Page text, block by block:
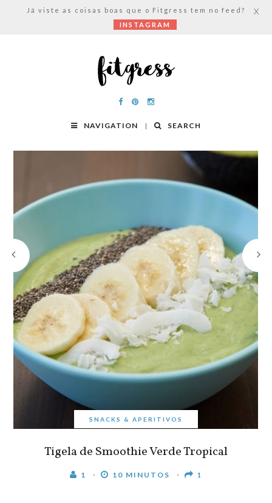
NAVIGATION SEARCH
SNACKS & APERITIVOS
Tigela de Smoothie Verde Tropical
1 10 MINUTOS 1
Já viste as coisas boas que o Fitgress tem no feed?
INSTAGRAM
X